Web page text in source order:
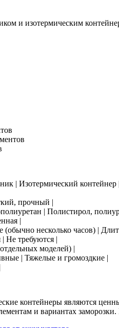
и изотермическим
| Изотермический контейнер |
прочный |
| Полистирол,
|
несколько часов) |
Не требуются |
моделей) |
| Тяжелые и громоздкие |
контейнеры являются
и вариантах